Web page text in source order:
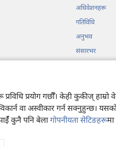
प्रयोग गर्छौँ। केही कुकीज्‌
वा अस्वीकार गर्न सक्नुहुन्छ।
कुनै पनि बेलागोपनीयता सेटिङहरू
अधिवेशनहरू
गतिविधि
अनुभव
संसारभर
Tower Bible and Tract Society of